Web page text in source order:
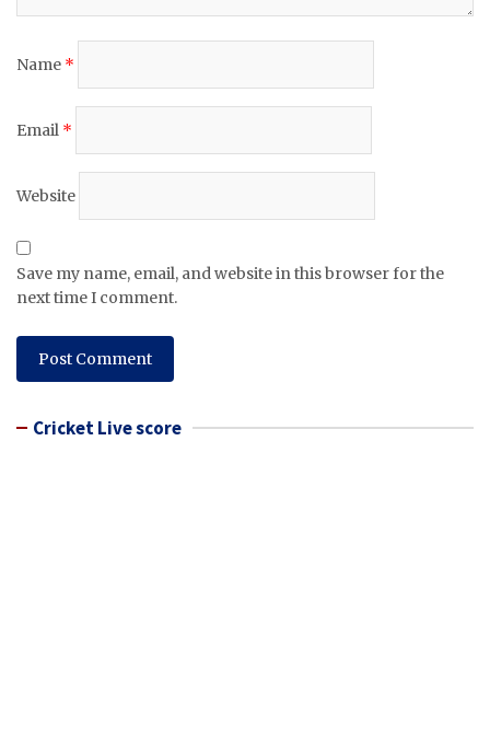
Name *
Email *
Website
Save my name, email, and website in this browser for the
next time I comment.
Cricket Live score